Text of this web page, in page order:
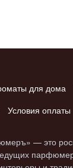
для дома
Условия оплаты
— это